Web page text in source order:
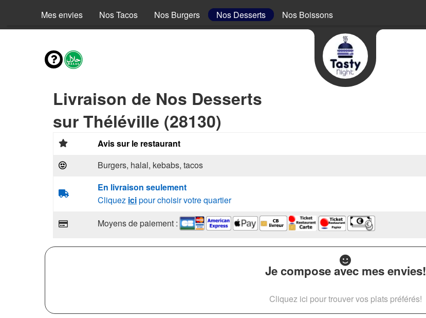
Mes envies Nos Tacos Nos Burgers Nos Desserts Nos Boissons
Livraison de Nos Desserts
sur Théléville (28130)
Avis sur le restaurant
Burgers, halal, kebabs, tacos
En livraison seulement
Cliquez icipour choisir votre quartier
Moyens de paiement :
Je compose avec mes envies!
Cliquez ici pour trouver vos plats préférés!